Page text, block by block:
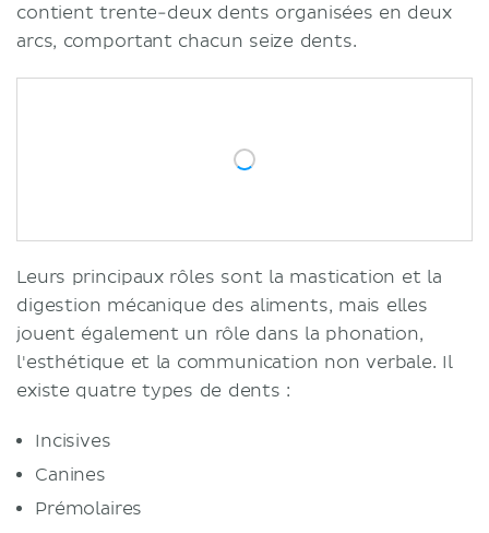
contient trente-deux dents organisées en deux
arcs, comportant chacun seize dents.
Leurs principaux rôles sont la mastication et la
digestion mécanique des aliments, mais elles
jouent également un rôle dans la phonation,
l'esthétique et la communication non verbale. Il
existe quatre types de dents :
Incisives
Canines
Prémolaires